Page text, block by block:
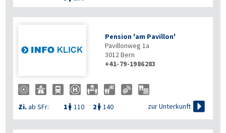
Pension 'am Pavillon'
Pavillonweg 1a
3012Bern
+41-79-1986283
Zi.ab SFr: 1  110 2  140 zur Unterkunft 